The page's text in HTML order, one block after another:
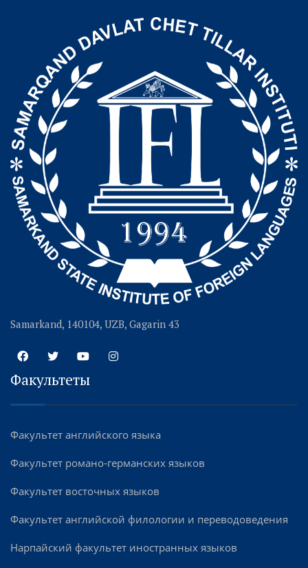
Samarkand, 140104, UZB, Gagarin 43
Факультеты
Факультет английского языка
Факультет романо-германских языков
Факультет восточных языков
Факультет английской филологии и переводоведения
Нарпайский факультет иностранных языков